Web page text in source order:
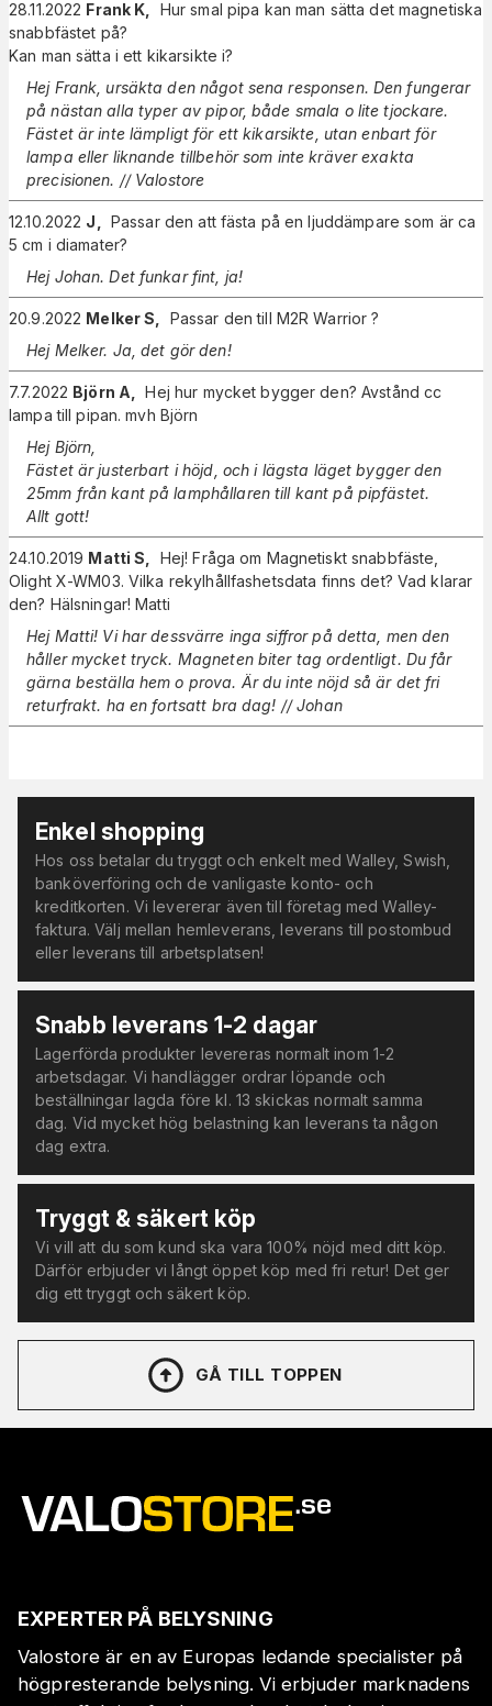
28.11.2022 Frank K,
Hur smal pipa kan man sätta det magnetiska
snabbfästet på?
Kan man sätta i ett kikarsikte i?
Hej Frank, ursäkta den något sena responsen. Den fungerar
på nästan alla typer av pipor, både smala o lite tjockare.
Fästet är inte lämpligt för ett kikarsikte, utan enbart för
lampa eller liknande tillbehör som inte kräver exakta
precisionen. // Valostore
12.10.2022 J,
Passar den att fästa på en ljuddämpare som är ca
5 cm i diamater?
Hej Johan. Det funkar fint, ja!
20.9.2022 Melker S,
Passar den till M2R Warrior ?
Hej Melker. Ja, det gör den!
7.7.2022 Björn A,
Hej hur mycket bygger den? Avstånd cc
lampa till pipan. mvh Björn
Hej Björn,
Fästet är justerbart i höjd, och i lägsta läget bygger den
25mm från kant på lamphållaren till kant på pipfästet.
Allt gott!
24.10.2019 Matti S,
Hej! Fråga om Magnetiskt snabbfäste,
Olight X-WM03. Vilka rekylhållfashetsdata finns det? Vad klarar
den? Hälsningar! Matti
Hej Matti! Vi har dessvärre inga siffror på detta, men den
håller mycket tryck. Magneten biter tag ordentligt. Du får
gärna beställa hem o prova. Är du inte nöjd så är det fri
returfrakt. ha en fortsatt bra dag! // Johan
Enkel shopping
Hos oss betalar du tryggt och enkelt med Walley, Swish,
banköverföring och de vanligaste konto- och
kreditkorten. Vi levererar även till företag med Walley-
faktura. Välj mellan hemleverans, leverans till postombud
eller leverans till arbetsplatsen!
Snabb leverans 1-2 dagar
Lagerförda produkter levereras normalt inom 1-2
arbetsdagar. Vi handlägger ordrar löpande och
beställningar lagda före kl. 13 skickas normalt samma
dag. Vid mycket hög belastning kan leverans ta någon
dag extra.
Tryggt & säkert köp
Vi vill att du som kund ska vara 100% nöjd med ditt köp.
Därför erbjuder vi långt öppet köp med fri retur! Det ger
dig ett tryggt och säkert köp.
GÅ TILL TOPPEN
EXPERTER PÅ BELYSNING
Valostore är en av Europas ledande specialister på
högpresterande belysning. Vi erbjuder marknadens